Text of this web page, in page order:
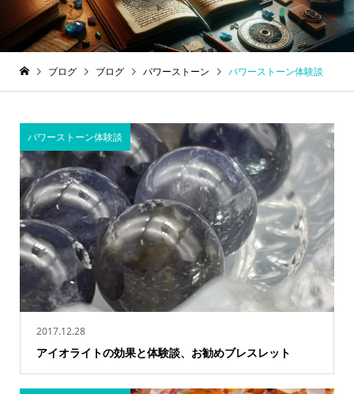
ブログ ブログ パワーストーン パワーストーン体験談
2017.12.28
アイオライトの効果と体験談、お勧めブレスレット
パワーストーン体験談